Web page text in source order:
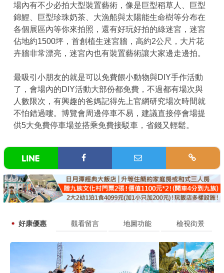
場內有不少必拍大型裝置藝術，像是巨型稻草人、巨型
錦鯉、巨型珍珠奶茶、大漁船與太陽能生命樹等分布在
各個展區內等你來拍照，還有好玩好拍的綠迷宮，迷宮
佔地約1500坪，首創植生迷宮牆，高約2公尺，大片花
卉牆非常漂亮，迷宮內也有裝置藝術讓大家邊走邊拍。
最吸引小朋友的就是可以免費餵小動物與DIY手作活動
了，會場內的DIY活動大部份都免費，不過都有場次與
人數限次，有興趣的爸媽記得先上官網研究場次時間就
不怕錯過嘍。博覽會周邊停車不易，建議直接停會場提
供5大免費停車場並搭乘免費接駁車，省錢又輕鬆。
好康優惠 觀看留言 地圖功能 檢視街景